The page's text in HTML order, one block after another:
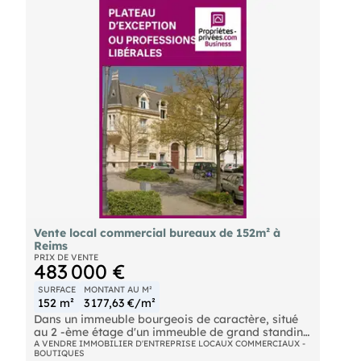
Cellule de 1700 M²
422 M² de commun et chaufferie
parking de 3530 M²
Plus de renseignements au CE
- Prix de vente : 1854400 € NET F.A.I
Vente local commercial bureaux de 152m² à
Reims
PRIX DE VENTE
483 000 €
SURFACE
152 m²
MONTANT AU M²
3 177,63 €/m²
Dans un immeuble bourgeois de caractère, situé
au 2 -ème étage d'un immeuble de grand standing
avec ascenseur, vous propose ce vaste plateau de
152 m² offrant un potentiel rare sur le marché
A VENDRE IMMOBILIER D'ENTREPRISE LOCAUX COMMERCIAUX -
BOUTIQUES